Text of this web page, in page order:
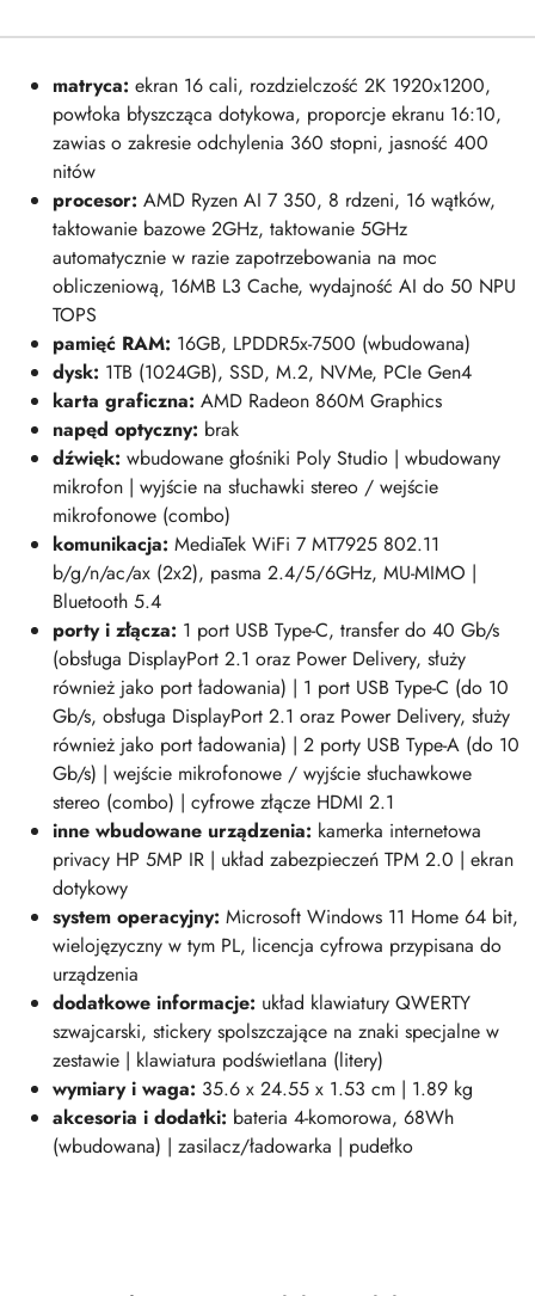
matryca: ekran 16 cali, rozdzielczość 2K 1920x1200,
powłoka błyszcząca dotykowa, proporcje ekranu 16:10,
zawias o zakresie odchylenia 360 stopni, jasność 400
nitów
procesor: AMD Ryzen AI 7 350, 8 rdzeni, 16 wątków,
taktowanie bazowe 2GHz, taktowanie 5GHz
automatycznie w razie zapotrzebowania na moc
obliczeniową, 16MB L3 Cache, wydajność AI do 50 NPU
TOPS
pamięć RAM: 16GB, LPDDR5x-7500 (wbudowana)
dysk: 1TB (1024GB), SSD, M.2, NVMe, PCIe Gen4
karta graficzna: AMD Radeon 860M Graphics
napęd optyczny: brak
dźwięk: wbudowane głośniki Poly Studio | wbudowany
mikrofon | wyjście na słuchawki stereo / wejście
mikrofonowe (combo)
komunikacja: MediaTek WiFi 7 MT7925 802.11
b/g/n/ac/ax (2x2), pasma 2.4/5/6GHz, MU-MIMO |
Bluetooth 5.4
porty i złącza: 1 port USB Type-C, transfer do 40 Gb/s
(obsługa DisplayPort 2.1 oraz Power Delivery, służy
również jako port ładowania) | 1 port USB Type-C (do 10
Gb/s, obsługa DisplayPort 2.1 oraz Power Delivery, służy
również jako port ładowania) | 2 porty USB Type-A (do 10
Gb/s) | wejście mikrofonowe / wyjście słuchawkowe
stereo (combo) | cyfrowe złącze HDMI 2.1
inne wbudowane urządzenia: kamerka internetowa
privacy HP 5MP IR | układ zabezpieczeń TPM 2.0 | ekran
dotykowy
system operacyjny: Microsoft Windows 11 Home 64 bit,
wielojęzyczny w tym PL, licencja cyfrowa przypisana do
urządzenia
dodatkowe informacje: układ klawiatury QWERTY
szwajcarski, stickery spolszczające na znaki specjalne w
zestawie | klawiatura podświetlana (litery)
wymiary i waga: 35.6 x 24.55 x 1.53 cm | 1.89 kg
akcesoria i dodatki: bateria 4-komorowa, 68Wh
(wbudowana) | zasilacz/ładowarka | pudełko